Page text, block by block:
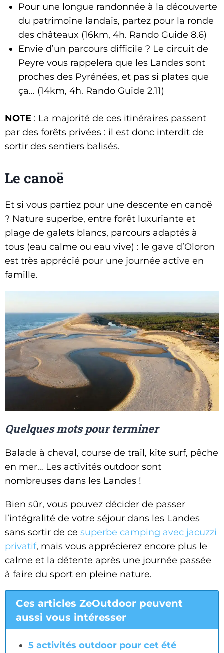
Pour une longue randonnée à la découverte
du patrimoine landais, partez pour la ronde
des châteaux (16km, 4h. Rando Guide 8.6)
Envie d’un parcours difficile ? Le circuit de
Peyre vous rappelera que les Landes sont
proches des Pyrénées, et pas si plates que
ça… (14km, 4h. Rando Guide 2.11)
NOTE : La majorité de ces itinéraires passent
par des forêts privées : il est donc interdit de
sortir des sentiers balisés.
Le canoë
Et si vous partiez pour une descente en canoë
? Nature superbe, entre forêt luxuriante et
plage de galets blancs, parcours adaptés à
tous (eau calme ou eau vive) : le gave d’Oloron
est très apprécié pour une journée active en
famille.
Quelques mots pour terminer
Balade à cheval, course de trail, kite surf, pêche
en mer… Les activités outdoor sont
nombreuses dans les Landes !
Bien sûr, vous pouvez décider de passer
l’intégralité de votre séjour dans les Landes
sans sortir de ce superbe camping avec jacuzzi
privatif, mais vous apprécierez encore plus le
calme et la détente après une journée passée
à faire du sport en pleine nature.
Ces articles ZeOutdoor peuvent
aussi vous intéresser
5 activités outdoor pour cet été